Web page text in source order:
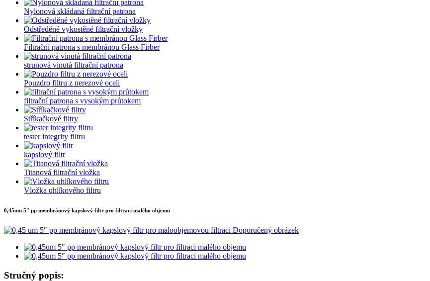
Nylonová skládaná filtrační patrona
Odstředěné vykostěné filtrační vložky
Filtrační patrona s membránou Glass Firber
strunová vinutá filtrační patrona
Pouzdro filtru z nerezové oceli
filtrační patrona s vysokým průtokem
Stříkačkové filtry
tester integrity filtru
kapslový filtr
Titanová filtrační vložka
Vložka uhlíkového filtru
0,45um 5″ pp membránový kapslový filtr pro filtraci malého objemu
Stručný popis: